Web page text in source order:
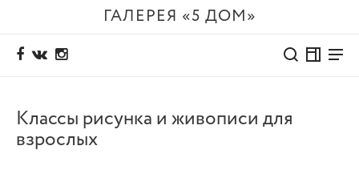
ГАЛЕРЕЯ «5 ДОМ»
Классы рисунка и живописи для
взрослых